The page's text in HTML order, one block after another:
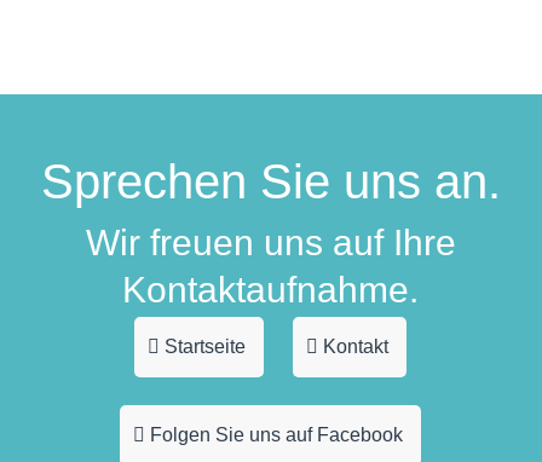
Sprechen Sie uns an.
Wir freuen uns auf Ihre
Kontaktaufnahme.
Startseite Kontakt
Folgen Sie uns auf Facebook